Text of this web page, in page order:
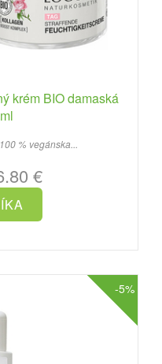
krém BIO damaská
% vegánska...
€
-5%